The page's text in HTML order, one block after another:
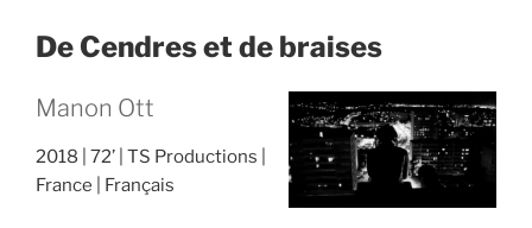
De Cendres et de braises
Manon Ott
2018 72’ TS Productions
France
Français